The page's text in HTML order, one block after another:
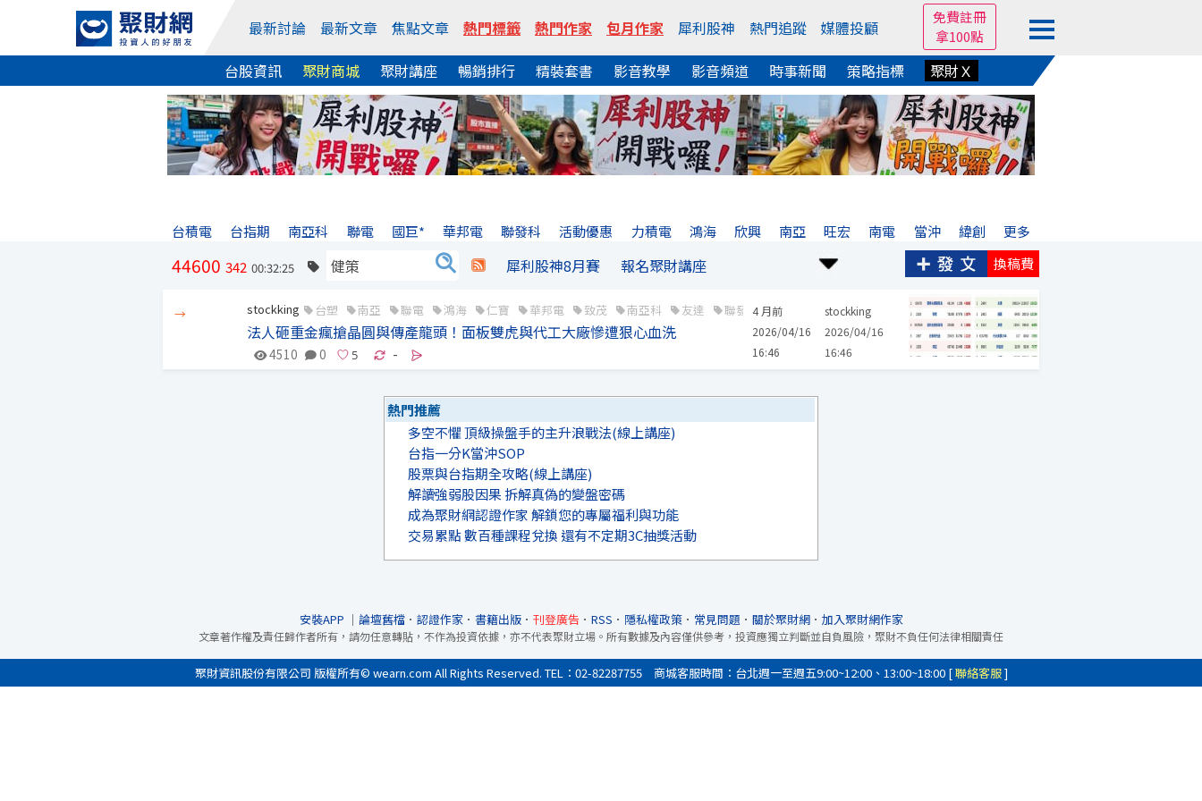
最新討論 最新文章 焦點文章 熱門標籤 熱門作家 包月作家 犀利股神 熱門追蹤 媒體投顧
免費註冊
拿100點
台股資訊 聚財商城 聚財講座 暢銷排行 精裝套書 影音教學 影音頻道 時事新聞 策略指標 聚財Ｘ
台積電 台指期 南亞科 聯電 國巨* 華邦電 聯發科 活動優惠 力積電 鴻海 欣興 南亞 旺宏 南電 當沖 緯創 更多
44600 342 00:32:25 犀利股神8月賽 報名聚財講座 換稿費
→ stockking 台塑 南亞 聯電 鴻海 仁寶 華邦電 致茂 南亞科 友達 聯發科 強茂 長榮 臺企銀 凱基金 元大金 台新新光金
4 月前
2026/04/16
16:46
法人砸重金瘋搶晶圓與傳產龍頭！面板雙虎與代工大廠慘遭狠心血洗
4510 0 -
stockking
2026/04/16
16:46
熱門推薦
多空不懼 頂級操盤手的主升浪戰法(線上講座)
台指一分K當沖SOP
股票與台指期全攻略(線上講座)
解讀強弱股因果 拆解真偽的變盤密碼
成為聚財網認證作家 解鎖您的專屬福利與功能
交易累點 數百種課程兌換 還有不定期3C抽獎活動
安裝APP ｜ 論壇舊檔． 認證作家． 書籍出版． 刊登廣告 ． RSS ． 隱私權政策． 常見問題 ． 關於聚財網． 加入聚財網作家
文章著作權及責任歸作者所有，請勿任意轉貼，不作為投資依據，亦不代表聚財立場。所有數據及內容僅供參考，投資應獨立判斷並自負風險，聚財不負任何法律相關責任
聚財資訊股份有限公司 版權所有© wearn.com All Rights Reserved. TEL：02-82287755 商城客服時間：台北週一至週五9:00~12:00、13:00~18:00 [聯絡客服]